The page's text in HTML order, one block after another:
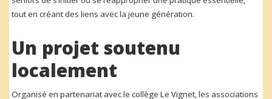
tout en créant des liens avec la jeune génération.
Un projet soutenu
localement
Organisé en partenariat avec le collège Le Vignet, les associations